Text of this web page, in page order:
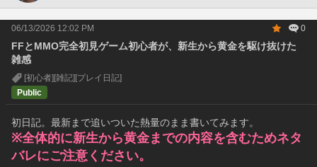
06/13/2026 12:02 PM 0
FFとMMO完全初見ゲーム初心者が、新生から黄金を駆け抜けた
雑感
[初心者] [雑記] [プレイ日記]
Public
初日記。最新まで追いついた熱量のまま書いてみます。
※全体的に新生から黄金までの内容を含むためネタ
バレにご注意ください。